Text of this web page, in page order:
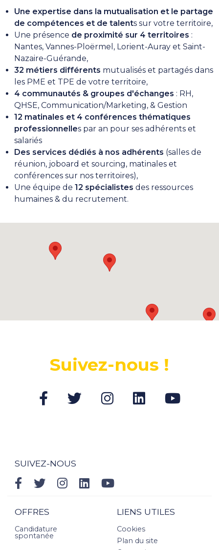
Une expertise dans la mutualisation et le partage
de compétences et de talents sur votre territoire,
Une présence de proximité sur 4 territoires :
Nantes, Vannes-Ploërmel, Lorient-Auray et Saint-
Nazaire-Guérande,
32 métiers différents mutualisés et partagés dans
les PME et TPE de votre territoire,
4 communautés & groupes d'échanges : RH,
QHSE, Communication/Marketing, & Gestion
12 matinales et 4 conférences thématiques
professionnelles par an pour ses adhérents et
salariés
Des services dédiés à nos adhérents (salles de
réunion, joboard et sourcing, matinales et
conférences sur nos territoires),
Une équipe de 12 spécialistes des ressources
humaines & du recrutement.
Suivez-nous !
SUIVEZ-NOUS
OFFRES
Candidature
spontanée
LIENS UTILES
Cookies
Plan du site